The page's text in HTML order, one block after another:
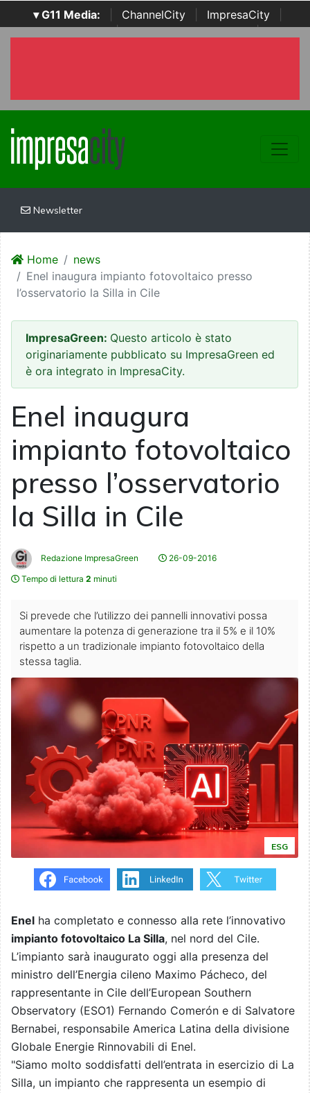
▾ G11 Media: ChannelCity ImpresaCity
SecurityOpenLab | Italian Channel Awards | Italian
Newsletter
Home
news
Enel inaugura impianto fotovoltaico presso
l’osservatorio la Silla in Cile
ImpresaGreen: Questo articolo è stato
originariamente pubblicato su ImpresaGreen ed
è ora integrato in ImpresaCity.
Enel inaugura
impianto fotovoltaico
presso l’osservatorio
la Silla in Cile
Redazione ImpresaGreen
26-09-2016
Tempo di lettura 2 minuti
Si prevede che l’utilizzo dei pannelli innovativi possa
aumentare la potenza di generazione tra il 5% e il 10%
rispetto a un tradizionale impianto fotovoltaico della
stessa taglia.
ESG
Enel ha completato e connesso alla rete l’innovativo
impianto fotovoltaico La Silla, nel nord del Cile.
L’impianto sarà inaugurato oggi alla presenza del
ministro dell’Energia cileno Maximo Pácheco, del
rappresentante in Cile dell’European Southern
Observatory (ESO1) Fernando Comerón e di Salvatore
Bernabei, responsabile America Latina della divisione
Globale Energie Rinnovabili di Enel.
"Siamo molto soddisfatti dell’entrata in esercizio di La
Silla, un impianto che rappresenta un esempio di